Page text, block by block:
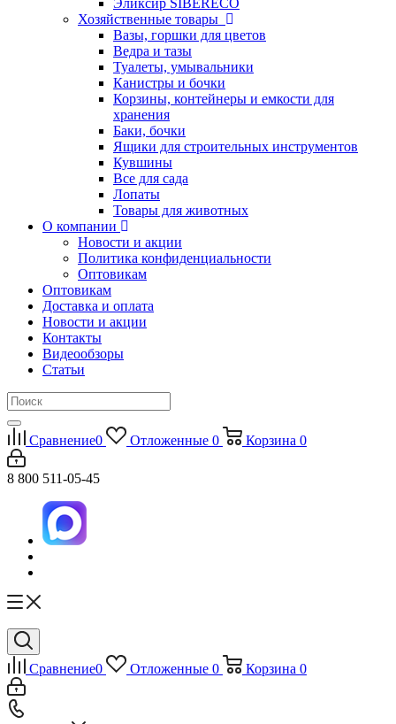
Эликсир SIBERECO
Хозяйственные товары
Вазы, горшки для цветов
Ведра и тазы
Туалеты, умывальники
Канистры и бочки
Корзины, контейнеры и емкости для
хранения
Баки, бочки
Ящики для строительных инструментов
Кувшины
Все для сада
Лопаты
Товары для животных
О компании
Новости и акции
Политика конфиденциальности
Оптовикам
Оптовикам
Доставка и оплата
Новости и акции
Контакты
Видеообзоры
Статьи
Сравнение0 Отложенные 0 Корзина 0
8 800 511-05-45
Сравнение0 Отложенные 0 Корзина 0